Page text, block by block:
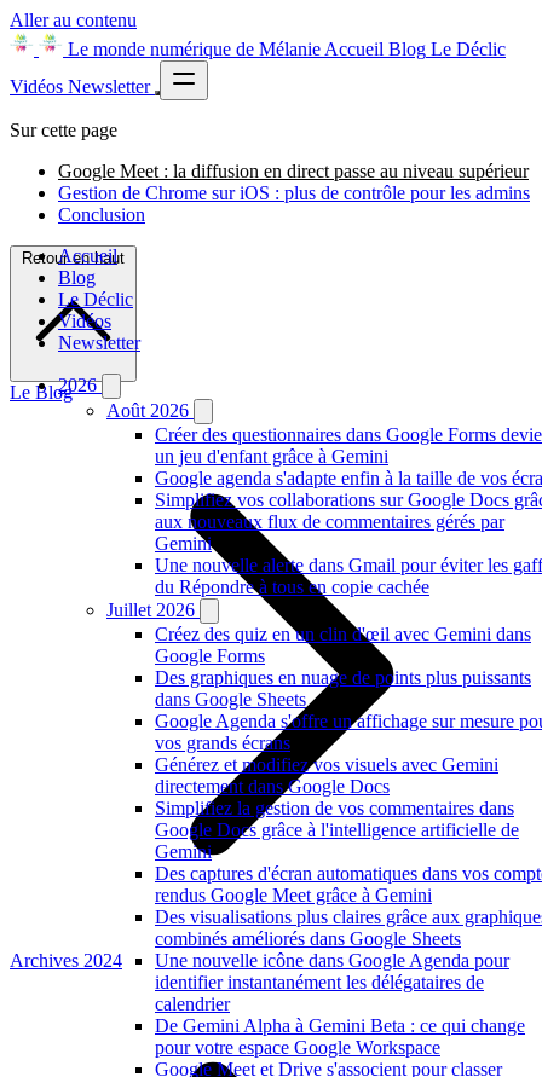
Aller au contenu
Le monde numérique de Mélanie Accueil Blog Le Déclic
Vidéos Newsletter
Accueil
Blog
Le Déclic
Vidéos
Newsletter
2026
Août 2026
Créer des questionnaires dans Google Forms
un jeu d'enfant grâce à Gemini
Google agenda s'adapte enfin à la taille de vos
Simplifiez vos collaborations sur Google Docs
aux nouveaux flux de commentaires gérés par
Gemini
Une nouvelle alerte dans Gmail pour éviter les
du Répondre à tous en copie cachée
Juillet 2026
Créez des quiz en un clin d'œil avec Gemini dans
Google Forms
Des graphiques en nuage de points plus puissants
dans Google Sheets
Google Agenda s'offre un affichage sur mesure
vos grands écrans
Générez et modifiez vos visuels avec Gemini
directement dans Google Docs
Simplifiez la gestion de vos commentaires dans
Google Docs grâce à l'intelligence artificielle de
Gemini
Des captures d'écran automatiques dans vos
rendus Google Meet grâce à Gemini
Des visualisations plus claires grâce aux
combinés améliorés dans Google Sheets
Une nouvelle icône dans Google Agenda pour
identifier instantanément les délégataires de
calendrier
De Gemini Alpha à Gemini Beta : ce qui change
pour votre espace Google Workspace
Google Meet et Drive s'associent pour classer
Sur cette page
Google Meet : la diffusion en direct passe au niveau supérieur
Gestion de Chrome sur iOS : plus de contrôle pour les admins
Conclusion
Retour en haut
Le Blog
Archives 2024